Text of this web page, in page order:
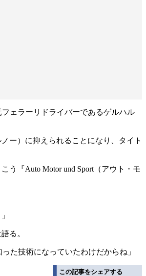
ェラーリドライバーであるゲルハル
ー）に抑えられることになり、タイト
う『Auto Motor und Sport（アウト・モ
る。
た技術になっていたわけだからね」
この記事をシェアする